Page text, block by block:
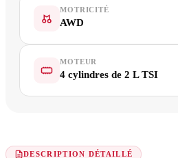
MOTRICITÉ
AWD
MOTEUR
4 cylindres de 2 L TSI
DESCRIPTION DÉTAILLÉ